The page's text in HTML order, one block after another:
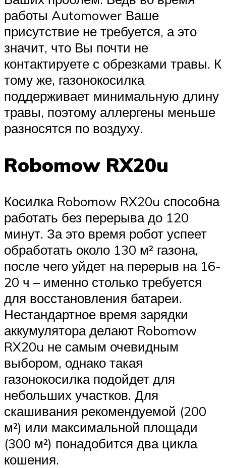
работы Automower Ваше
присутствие не требуется, а это
значит, что Вы почти не
контактируете с обрезками травы. К
тому же, газонокосилка
поддерживает минимальную длину
травы, поэтому аллергены меньше
разносятся по воздуху.
Robomow RX20u
Косилка Robomow RX20u способна
работать без перерыва до 120
минут. За это время робот успеет
обработать около 130 м² газона,
после чего уйдет на перерыв на 16-
20 ч – именно столько требуется
для восстановления батареи.
Нестандартное время зарядки
аккумулятора делают Robomow
RX20u не самым очевидным
выбором, однако такая
газонокосилка подойдет для
небольших участков. Для
скашивания рекомендуемой (200
м²) или максимальной площади
(300 м²) понадобится два цикла
кошения.